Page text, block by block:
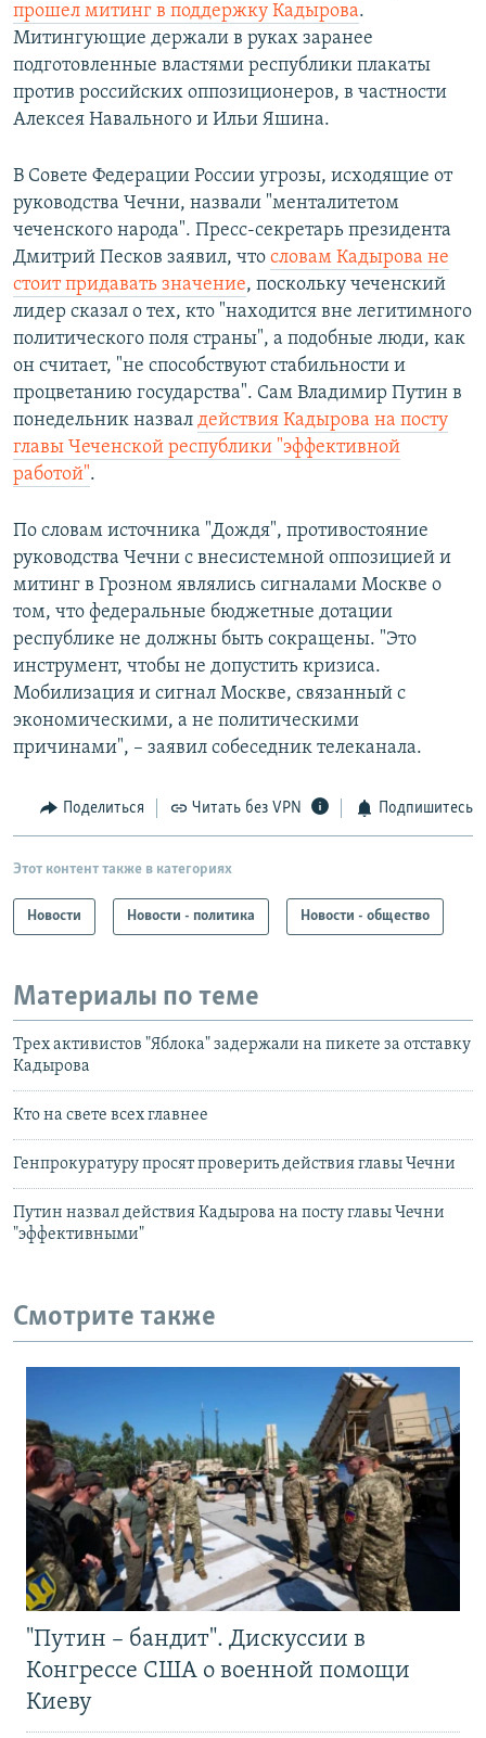
прошел митинг в поддержку Кадырова.
Митингующие держали в руках заранее
подготовленные властями республики плакаты
против российских оппозиционеров, в частности
Алексея Навального и Ильи Яшина.
В Совете Федерации России угрозы, исходящие от
руководства Чечни, назвали "менталитетом
чеченского народа". Пресс-секретарь президента
Дмитрий Песков заявил, что словам Кадырова не
стоит придавать значение, поскольку чеченский
лидер сказал о тех, кто "находится вне легитимного
политического поля страны", а подобные люди, как
он считает, "не способствуют стабильности и
процветанию государства". Сам Владимир Путин в
понедельник назвал действия Кадырова на посту
главы Чеченской республики "эффективной
работой".
По словам источника "Дождя", противостояние
руководства Чечни с внесистемной оппозицией и
митинг в Грозном являлись сигналами Москве о
том, что федеральные бюджетные дотации
республике не должны быть сокращены. "Это
инструмент, чтобы не допустить кризиса.
Мобилизация и сигнал Москве, связанный с
экономическими, а не политическими
причинами", – заявил собеседник телеканала.
Поделиться Читать без VPN Подпишитесь
Этот контент также в категориях
Новости Новости - политика Новости - общество
Материалы по теме
Трех активистов "Яблока" задержали на пикете за отставку
Кадырова
Кто на свете всех главнее
Генпрокуратуру просят проверить действия главы Чечни
Путин назвал действия Кадырова на посту главы Чечни
"эффективными"
Смотрите также
"Путин – бандит". Дискуссии в
Конгрессе США о военной помощи
Киеву